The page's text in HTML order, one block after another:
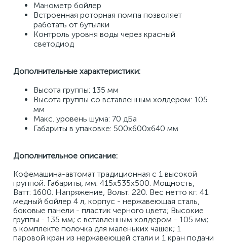
Манометр бойлер
Встроенная роторная помпа позволяет
работать от бутылки
Контроль уровня воды через красный
светодиод
Дополнительные характеристики:
Высота группы: 135 мм
Высота группы со вставленным холдером: 105
мм
Макс. уровень шума: 70 дБа
Габариты в упаковке: 500x600x640 мм
Дополнительное описание:
Кофемашина-автомат традиционная с 1 высокой
группой. Габариты, мм: 415x535x500. Мощность,
Ватт: 1600. Напряжение, Вольт: 220. Вес нетто кг: 41.
медный бойлер 4 л, корпус - нержавеющая сталь,
боковые панели - пластик черного цвета; Высокие
группы - 135 мм; с вставленным холдером - 105 мм;
в комплекте полочка для маленьких чашек; 1
паровой кран из нержавеющей стали и 1 кран подачи